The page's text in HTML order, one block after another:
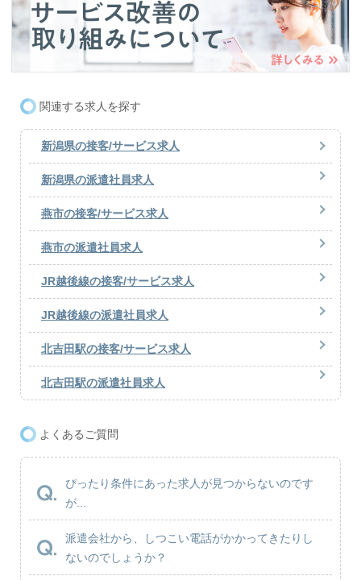
関連する求人を探す
新潟県の接客/サービス求人
新潟県の派遣社員求人
燕市の接客/サービス求人
燕市の派遣社員求人
JR越後線の接客/サービス求人
JR越後線の派遣社員求人
北吉田駅の接客/サービス求人
北吉田駅の派遣社員求人
よくあるご質問
ぴったり条件にあった求人が見つからないのです
が...
派遣会社から、しつこい電話がかかってきたりし
ないのでしょうか？